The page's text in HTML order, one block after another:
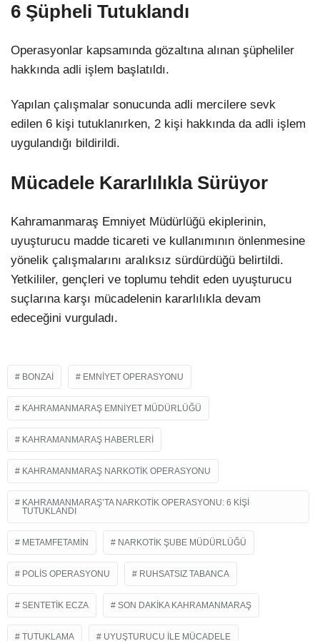
6 Şüpheli Tutuklandı
Operasyonlar kapsamında gözaltına alınan şüpheliler
hakkında adli işlem başlatıldı.
Yapılan çalışmalar sonucunda adli mercilere sevk
edilen 6 kişi tutuklanırken, 2 kişi hakkında da adli işlem
uygulandığı bildirildi.
Mücadele Kararlılıkla Sürüyor
Kahramanmaraş Emniyet Müdürlüğü ekiplerinin,
uyuşturucu madde ticareti ve kullanımının önlenmesine
yönelik çalışmalarını aralıksız sürdürdüğü belirtildi.
Yetkililer, gençleri ve toplumu tehdit eden uyuşturucu
suçlarına karşı mücadelenin kararlılıkla devam
edeceğini vurguladı.
BONZAI EMNIYET OPERASYONU
KAHRAMANMARAŞ EMNIYET MÜDÜRLÜĞÜ
KAHRAMANMARAŞ HABERLERI
KAHRAMANMARAŞ NARKOTIK OPERASYONU
KAHRAMANMARAŞ’TA NARKOTIK OPERASYONU: 6 KIŞI
TUTUKLANDI
METAMFETAMIN NARKOTIK ŞUBE MÜDÜRLÜĞÜ
POLIS OPERASYONU RUHSATSIZ TABANCA
SENTETIK ECZA SON DAKIKA KAHRAMANMARAŞ
TUTUKLAMA UYUŞTURUCU ILE MÜCADELE